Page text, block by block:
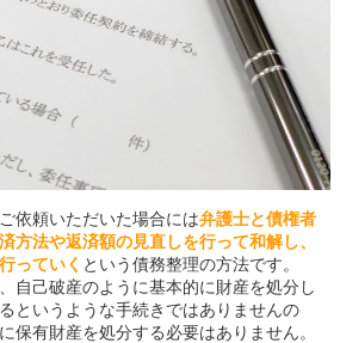
依頼いただいた場合には弁護士と債権者
方法や返済額の見直しを行って和解し、
っていく という債務整理の方法です。
自己破産のように基本的に財産を処分し
というような手続きではありませんの
保有財産を処分する必要はありません。